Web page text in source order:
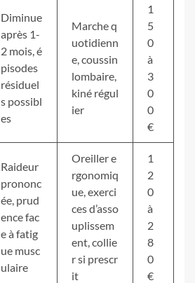
Diminue
après 1-
2 mois, é
pisodes
résiduel
s possibl
es
Marche q
uotidienn
e, coussin
lombaire,
kiné régul
ier
1
5
0
à
3
0
0
€
Raideur
prononc
ée, prud
ence fac
e à fatig
ue musc
ulaire
Oreiller e
rgonomiq
ue, exerci
ces d’asso
uplissem
ent, collie
r si prescr
it
1
2
0
à
2
8
0
€